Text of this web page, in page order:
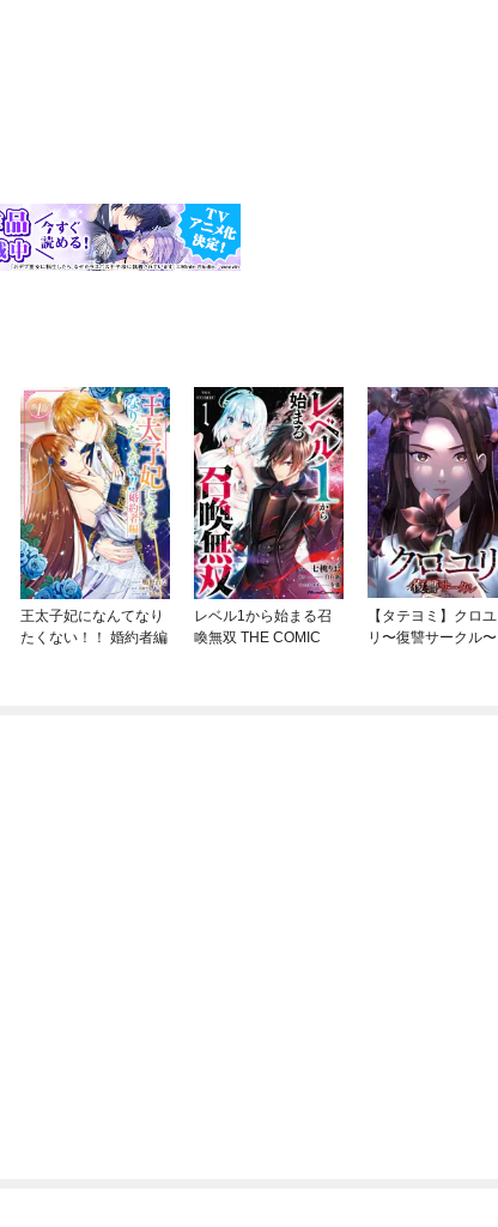
王太子妃になんてなり
たくない！！ 婚約者編
レベル1から始まる召
喚無双 THE COMIC
【タテヨミ】クロユ
リ〜復讐サークル〜